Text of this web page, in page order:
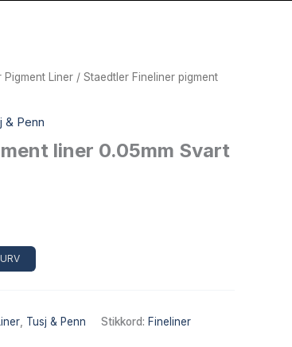
Pigment Liner / Staedtler Fineliner pigment
& Penn
liner 0.05mm Svart
, Tusj & Penn Stikkord: Fineliner